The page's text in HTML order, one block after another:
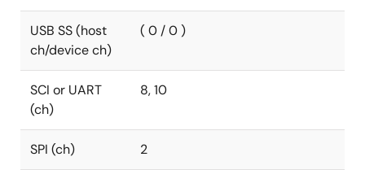
USB SS (host
ch/device ch)
( 0 / 0 )
SCI or UART
(ch)
8, 10
SPI (ch) 2